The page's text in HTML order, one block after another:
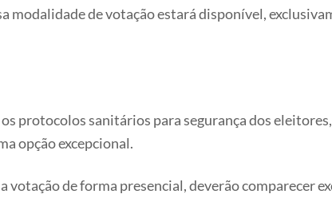
modalidade de votação estará disponível,
protocolos sanitários para segurança dos
opção excepcional.
votação de forma presencial, deverão comparecer